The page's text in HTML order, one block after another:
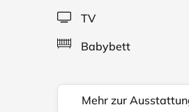
TV
Babybett
Mehr zur